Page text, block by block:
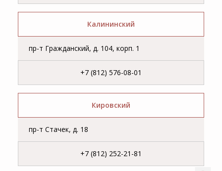
Калининский
пр-т Гражданский, д. 104, корп. 1
+7 (812) 576-08-01
Кировский
пр-т Стачек, д. 18
+7 (812) 252-21-81